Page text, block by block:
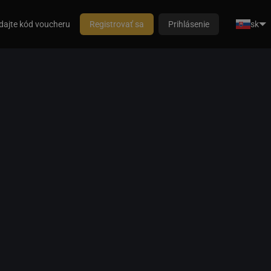
kód voucheru Registrovať sa Prihlásenie sk